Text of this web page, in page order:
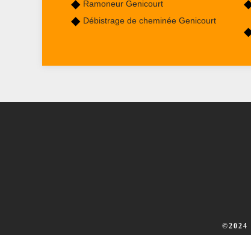
Ramoneur Genicourt
Débistrage de cheminée Genicourt
©2024